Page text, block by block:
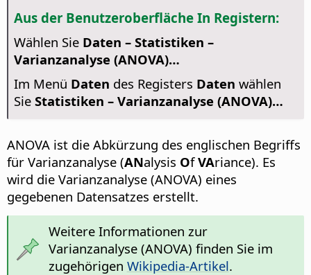
Aus der Benutzeroberfläche In Registern:
Wählen Sie Daten – Statistiken –
Varianzanalyse (ANOVA)…
Im Menü Daten des Registers Daten wählen
Sie Statistiken – Varianzanalyse (ANOVA)…
ANOVA ist die Abkürzung des englischen Begriffs
für Varianzanalyse (ANalysis OfVAriance). Es
wird die Varianzanalyse (ANOVA) eines
gegebenen Datensatzes erstellt.
Weitere Informationen zur
Varianzanalyse (ANOVA) finden Sie im
zugehörigen Wikipedia-Artikel.